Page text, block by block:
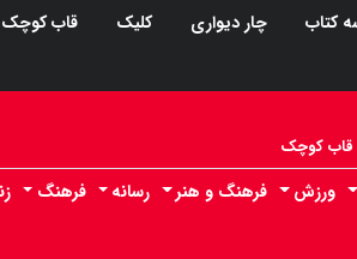
کتاب چار دیواری کلیک
قاب کوچک
قاب کوچک
ورزش فرهنگ و هنر رسانه فرهنگ